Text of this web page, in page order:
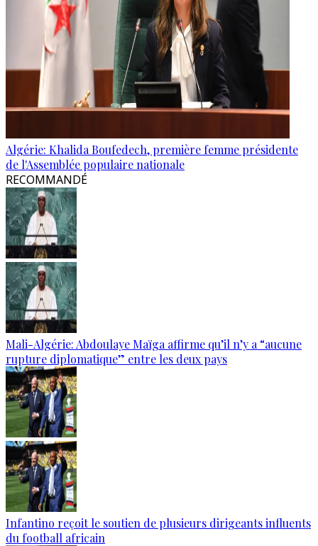
Algérie: Khalida Boufedech, première femme présidente
de l'Assemblée populaire nationale
RECOMMANDÉ
Mali-Algérie: Abdoulaye Maïga affirme qu’il n’y a “aucune
rupture diplomatique” entre les deux pays
Infantino reçoit le soutien de plusieurs dirigeants influents
du football africain